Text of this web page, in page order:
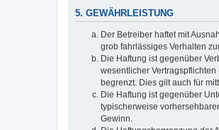
5. GEWÄHRLEISTUNG
Der Betreiber haftet mit
grob fahrlässiges Verhalten
Die Haftung ist gegenüber
wesentlicher
begrenzt. Dies gilt auch für
Die Haftung ist gegenüber
typischerweise
Gewinn.